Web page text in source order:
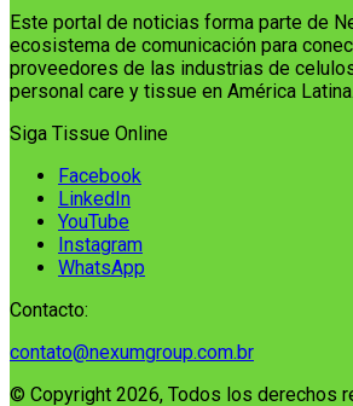
Este portal de noticias forma parte de
ecosistema de comunicación para
proveedores de las industrias de
personal care y tissue en América Latina.
Siga Tissue Online
Facebook
LinkedIn
YouTube
Instagram
WhatsApp
Contacto:
contato@nexumgroup.com.br
© Copyright 2026, Todos los derechos